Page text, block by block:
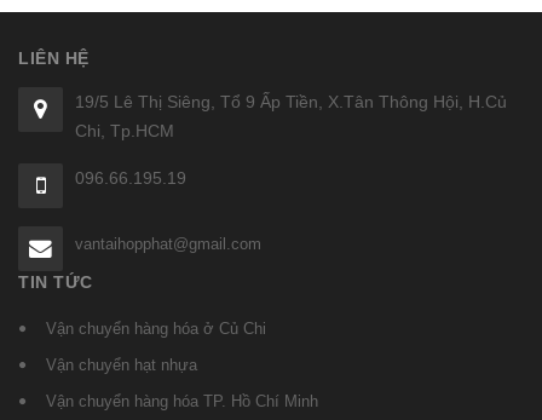
LIÊN HỆ
19/5 Lê Thị Siêng, Tổ 9 Ấp Tiền, X.Tân Thông Hội, H.Củ
Chi, Tp.HCM
096.66.195.19
vantaihopphat@gmail.com
TIN TỨC
Vận chuyển hàng hóa ở Củ Chi
Vận chuyển hạt nhựa
Vận chuyển hàng hóa TP. Hồ Chí Minh